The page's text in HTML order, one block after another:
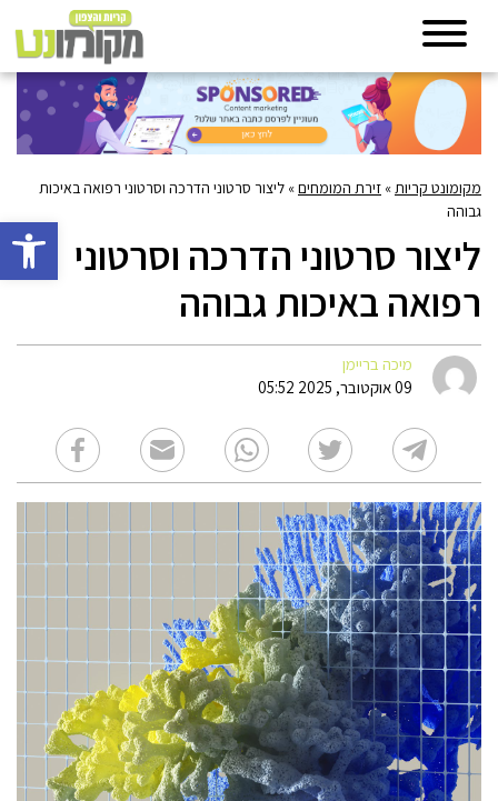
פתח
מקומונט קריות » זירת המומחים» ליצור סרטוני הדרכה וסרטוני רפואה באיכות
גבוהה
ליצור סרטוני הדרכה וסרטוני
רפואה באיכות גבוהה
מיכה בריימן
09 אוקטובר, 2025 05:52